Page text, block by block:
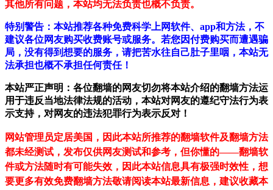
其他所有问题，本站均无法负责也概不负责。
特别警告：本站推荐各种免费科学上网软件、app和方法，不
建议各位网友购买收费账号或服务。若您因付费购买而遭遇骗
局，没有得到想要的服务，请把苦水往自己肚子里咽，本站无
法承担也概不承担任何责任！
本站严正声明：各位翻墙的网友切勿将本站介绍的翻墙方法运
用于违反当地法律法规的活动，本站对网友的遵纪守法行为表
示支持，对网友的违法犯罪行为表示反对！
网站管理员定居美国，因此本站所推荐的翻墙软件及翻墙方法
都未经测试，发布仅供网友测试和参考，但你懂的——翻墙软
件或方法随时有可能失效，因此本站信息具有极强时效性，想
要更多有效免费翻墙方法敬请阅读本站最新信息，建议收藏本